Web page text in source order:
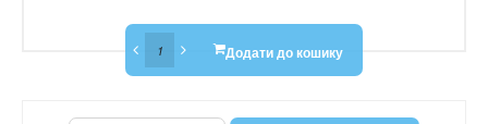
Додати до кошику